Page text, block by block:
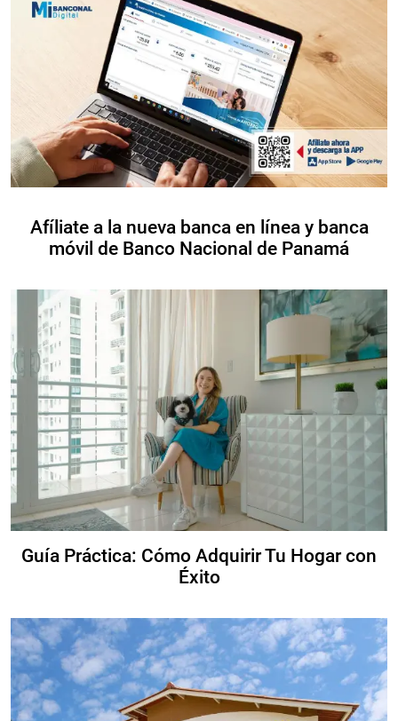
Afíliate a la nueva banca en línea y banca
móvil de Banco Nacional de Panamá
Guía Práctica: Cómo Adquirir Tu Hogar con
Éxito